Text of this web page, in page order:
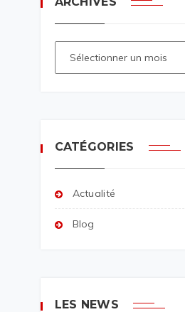
CATÉGORIES
Actualité
Blog
LES NEWS